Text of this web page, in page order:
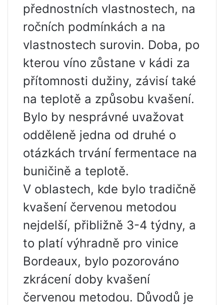
přednostních vlastnostech, na
ročních podmínkách a na
vlastnostech surovin. Doba, po
kterou víno zůstane v kádi za
přítomnosti dužiny, závisí také
na teplotě a způsobu kvašení.
Bylo by nesprávné uvažovat
odděleně jedna od druhé o
otázkách trvání fermentace na
buničině a teplotě.
V oblastech, kde bylo tradičně
kvašení červenou metodou
nejdelší, přibližně 3-4 týdny, a
to platí výhradně pro vinice
Bordeaux, bylo pozorováno
zkrácení doby kvašení
červenou metodou. Důvodů je